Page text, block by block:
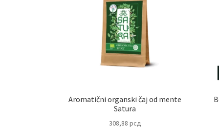
Aromatični organski čaj od mente
Satura
308,88 рсд